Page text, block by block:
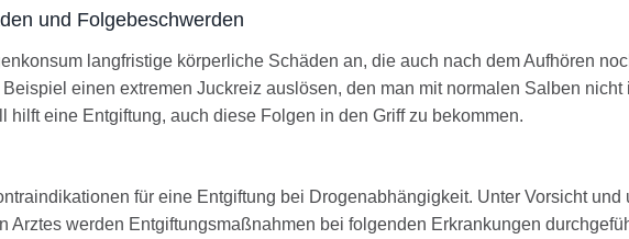
und Folgebeschwerden
langfristige körperliche Schäden an, die auch nach dem Aufhören
einen extremen Juckreiz auslösen, den man mit normalen Salben nicht
hilft eine Entgiftung, auch diese Folgen in den Griff zu bekommen.
für eine Entgiftung bei Drogenabhängigkeit. Unter Vorsicht und
Arztes werden Entgiftungsmaßnahmen bei folgenden Erkrankungen